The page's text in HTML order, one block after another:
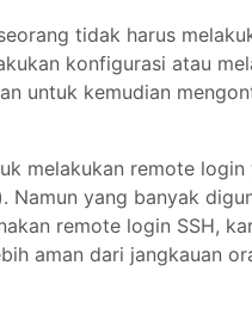
tidak harus
konfigurasi atau
untuk kemudian
melakukan remote login
Namun yang banyak
remote login SSH,
aman dari jangkauan